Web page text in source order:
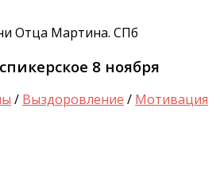
Отца Мартина. СПб
8 ноября
/ Выздоровление / Мотивация